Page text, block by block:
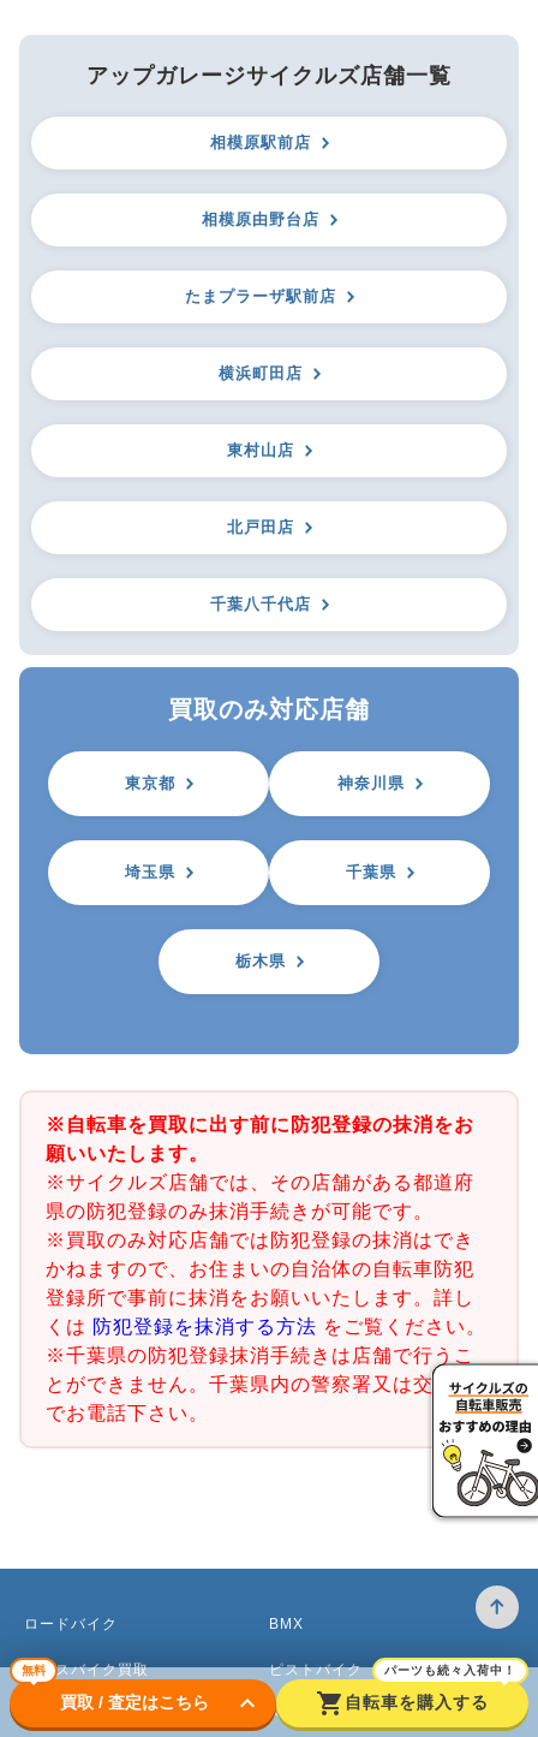
アップガレージサイクルズ店舗一覧
相模原駅前店
相模原由野台店
たまプラーザ駅前店
横浜町田店
東村山店
北戸田店
千葉八千代店
買取のみ対応店舗
東京都 神奈川県
埼玉県 千葉県
栃木県
※自転車を買取に出す前に防犯登録の抹消をお
願いいたします。
※サイクルズ店舗では、その店舗がある都道府
県の防犯登録のみ抹消手続きが可能です。
※買取のみ対応店舗では防犯登録の抹消はでき
かねますので、お住まいの自治体の自転車防犯
登録所で事前に抹消をお願いいたします。詳し
くは 防犯登録を抹消する方法 をご覧ください。
※千葉県の防犯登録抹消手続きは店舗で行うこ
とができません。千葉県内の警察署又は交番ま
でお電話下さい。
無料
買取 / 査定はこちら keyboard_arrow_down shopping_cart
パーツも続々入荷中！
自転車を購入する
ロードバイク
クロスバイク買取
マウンテンバイク買取
BMX
ピストバイク
ベビーカー